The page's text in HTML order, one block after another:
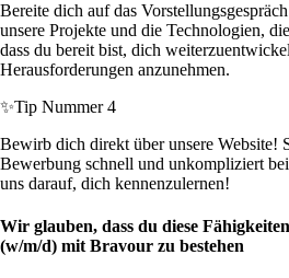
Bereite dich auf das
unsere Projekte und die Technologien,
dass du bereit bist, dich
Herausforderungen anzunehmen.
✨Tip Nummer 4
Bewirb dich direkt über unsere Website!
Bewerbung schnell und unkompliziert
uns darauf, dich kennenzulernen!
Wir glauben, dass du diese
(w/m/d) mit Bravour zu bestehen